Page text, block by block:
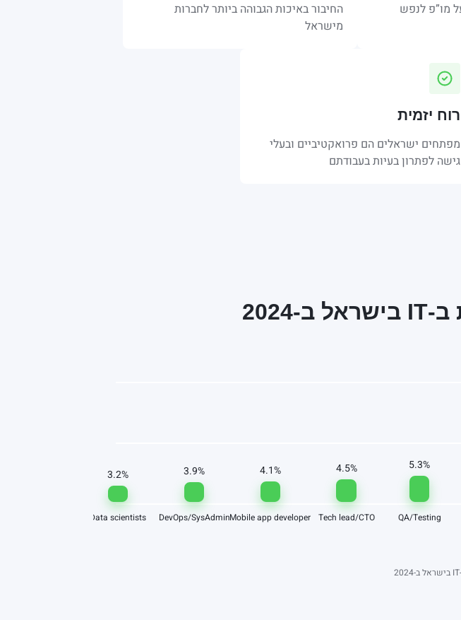
החיבור באיכות הגבוהה ביותר לחברות
מישראל
רוח יזמית
מפתחים ישראלים הם פרואקטיביים ובעלי
גישה לפתרון בעיות בעבודתם
5.3%
QA/Testing
4.5%
Tech lead/CTO
4.1%
Mobile app developer
3.9%
DevOps/SysAdmin
3.2%
Data scientists